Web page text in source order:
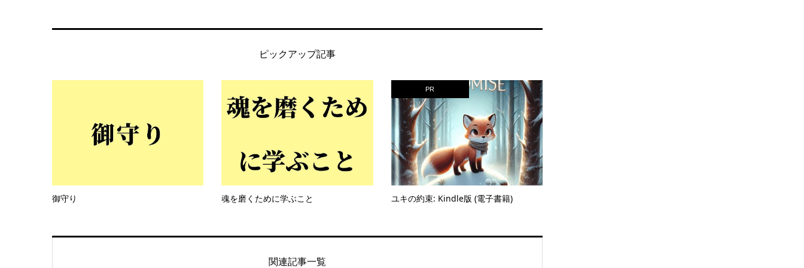
ピックアップ記事
御守り 魂を磨くために学ぶこと
PR
ユキの約束: Kindle版 (電子書籍)
関連記事一覧